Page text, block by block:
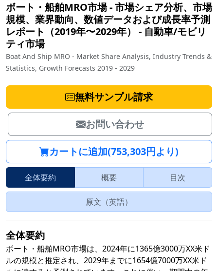
ボート・船舶MRO市場 - 市場シェア分析、市場
規模、業界動向、数値データおよび成長率予測
レポート（2019年〜2029年）
‐ 自動車/モビリ
ティ市場
Boat And Ship MRO - Market Share Analysis, Industry Trends &
Statistics, Growth Forecasts 2019 - 2029
無料サンプル請求
お問い合わせ
カートに追加(753,303円より)
全体要約 概要 目次
原文（英語）
全体要約
ボート・船舶MRO市場は、2024年に1365億3000万XX米ド
ルの規模と推定され、2029年までに1654億7000万XX米ド